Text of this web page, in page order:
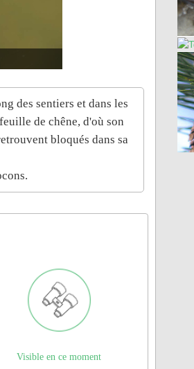
des sentiers et dans les
de chêne, d'où son
bloqués dans sa
Visible en ce moment